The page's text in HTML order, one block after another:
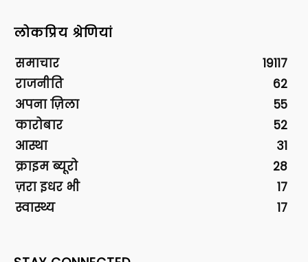
लोकप्रिय श्रेणियां
समाचार
19117
राजनीति
62
अपना ज़िला
55
कारोबार
52
आस्था
31
क्राइम ब्यूरो
28
ज़रा इधर भी
17
स्वास्थ्य
17